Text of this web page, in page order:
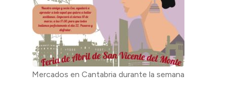
Mercados en Cantabria durante la semana